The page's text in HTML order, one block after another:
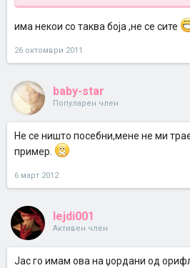
има некои со таква боја ,не се сите
26 октомври 2011
baby-star
Популарен член
Не се ништо посебни,мене не ми
пример.
6 март 2012
lejdi001
Активен член
Јас го имам ова на џордани од